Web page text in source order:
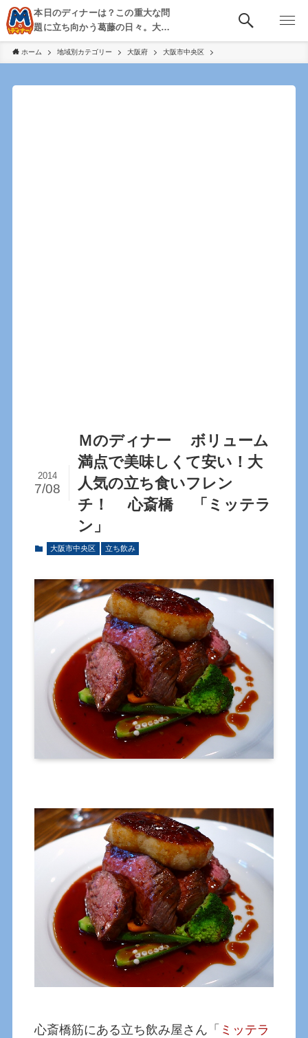
本日のディナーは？この重大な問
題に立ち向かう葛藤の日々。大
阪・京都・神戸を中心とした食べ
歩き、飲み歩きを綴る。
ホーム 地域別カテゴリー 大阪府 大阪市中央区
Ｍのディナー ボリューム
満点で美味しくて安い！大
人気の立ち食いフレン
チ！ 心斎橋 「ミッテラ
ン」
2014
7/08
大阪市中央区 立ち飲み
心斎橋筋にある立ち飲み屋さん「 ミッテラ